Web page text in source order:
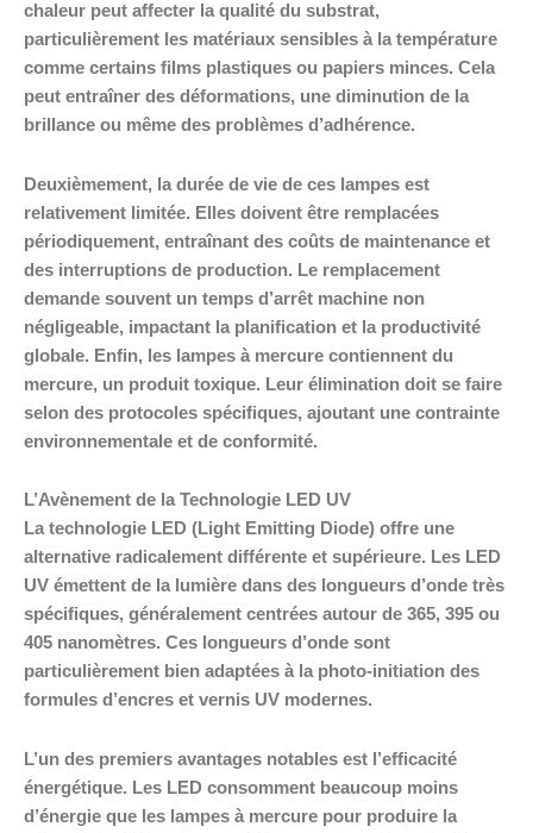
chaleur peut affecter la qualité du substrat,
particulièrement les matériaux sensibles à la température
comme certains films plastiques ou papiers minces. Cela
peut entraîner des déformations, une diminution de la
brillance ou même des problèmes d’adhérence.
Deuxièmement, la durée de vie de ces lampes est
relativement limitée. Elles doivent être remplacées
périodiquement, entraînant des coûts de maintenance et
des interruptions de production. Le remplacement
demande souvent un temps d’arrêt machine non
négligeable, impactant la planification et la productivité
globale. Enfin, les lampes à mercure contiennent du
mercure, un produit toxique. Leur élimination doit se faire
selon des protocoles spécifiques, ajoutant une contrainte
environnementale et de conformité.
L’Avènement de la Technologie LED UV
La technologie LED (Light Emitting Diode) offre une
alternative radicalement différente et supérieure. Les LED
UV émettent de la lumière dans des longueurs d’onde très
spécifiques, généralement centrées autour de 365, 395 ou
405 nanomètres. Ces longueurs d’onde sont
particulièrement bien adaptées à la photo-initiation des
formules d’encres et vernis UV modernes.
L’un des premiers avantages notables est l’efficacité
énergétique. Les LED consomment beaucoup moins
d’énergie que les lampes à mercure pour produire la